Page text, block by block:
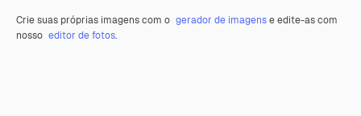
Crie suas próprias imagens com o gerador de imagense edite-as com
nosso editor de fotos.